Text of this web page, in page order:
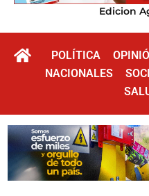
Edicion
POLÍTICA
NACIONALES